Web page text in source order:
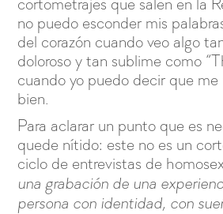
cortometrajes que salen en la
no puedo esconder mis
del corazón cuando veo algo
doloroso y tan sublime como
cuando yo puedo decir que
bien.
Para aclarar un punto que es
quede nítido: este no es un
ciclo de entrevistas de
una grabación de una
persona con identidad, con